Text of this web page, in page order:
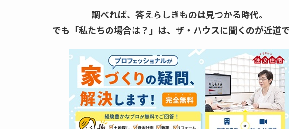
調べれば、答えらしきものは見つかる時代。
でも「私たちの場合は？」は、 ザ・ハウスに聞くのが近道